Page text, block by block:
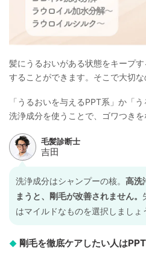
髪にうるおいがある状態をキープ
することができます。そこで大切な
「うるおいを与えるPPT系」か「
洗浄成分を使うことで、ゴワつきを
洗浄成分はシャンプーの核。 高洗
まうと、剛毛が改善されません。
はマイルドなものを選択しましょ
剛毛を徹底ケアしたい人は